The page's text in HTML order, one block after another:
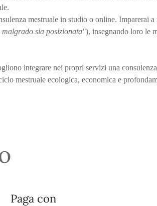
mestruale in studio o online. Imparerai
malgrado sia posizionata"), insegnando loro le
integrare nei propri servizi una
mestruale ecologica, economica e
Paga con